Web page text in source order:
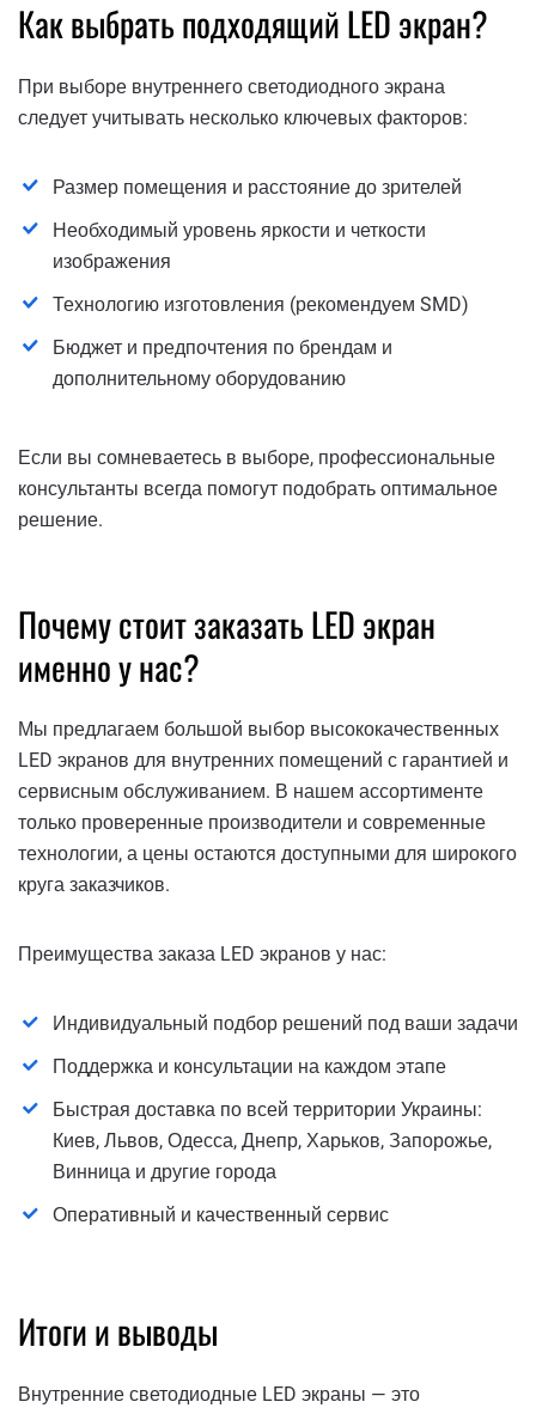
Как выбрать подходящий LED экран?
При выборе внутреннего светодиодного экрана
следует учитывать несколько ключевых факторов:
Размер помещения и расстояние до зрителей
Необходимый уровень яркости и четкости
изображения
Технологию изготовления (рекомендуем SMD)
Бюджет и предпочтения по брендам и
дополнительному оборудованию
Если вы сомневаетесь в выборе, профессиональные
консультанты всегда помогут подобрать оптимальное
решение.
Почему стоит заказать LED экран
именно у нас?
Мы предлагаем большой выбор высококачественных
LED экранов для внутренних помещений с гарантией и
сервисным обслуживанием. В нашем ассортименте
только проверенные производители и современные
технологии, а цены остаются доступными для широкого
круга заказчиков.
Преимущества заказа LED экранов у нас:
Индивидуальный подбор решений под ваши задачи
Поддержка и консультации на каждом этапе
Быстрая доставка по всей территории Украины:
Киев, Львов, Одесса, Днепр, Харьков, Запорожье,
Винница и другие города
Оперативный и качественный сервис
Итоги и выводы
Внутренние светодиодные LED экраны — это